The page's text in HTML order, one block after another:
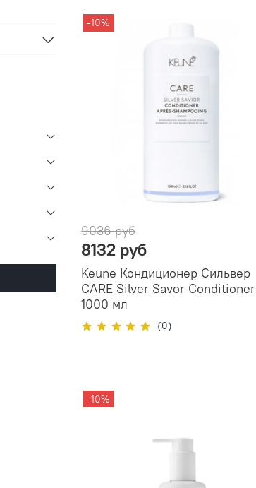
-10%
9036 руб
8132 руб
Keune Кондиционер Сильвер
CARE Silver Savor Conditioner
1000 мл
(0)
-10%